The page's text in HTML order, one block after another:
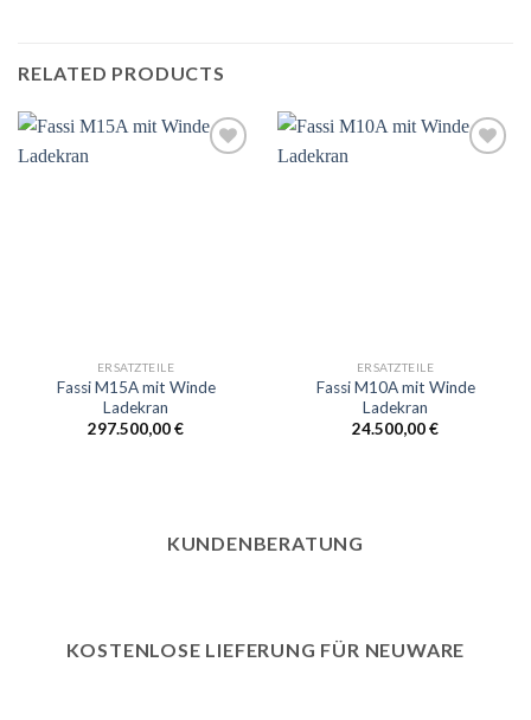
RELATED PRODUCTS
ERSATZTEILE
Fassi M15A mit Winde
Ladekran
297.500,00€
ERSATZTEILE
Fassi M10A mit Winde
Ladekran
24.500,00€
KUNDENBERATUNG
KOSTENLOSE LIEFERUNG FÜR NEUWARE